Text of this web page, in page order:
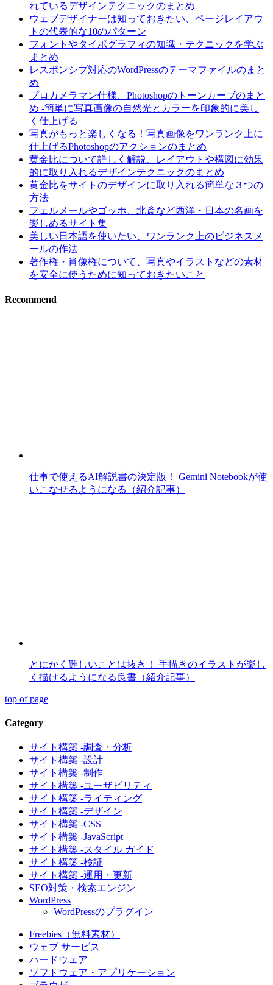
れているデザインテクニックのまとめ
ウェブデザイナーは知っておきたい、ページレイアウ
トの代表的な10のパターン
フォントやタイポグラフィの知識・テクニックを学ぶ
まとめ
レスポンシブ対応のWordPressのテーマファイルのまと
め
プロカメラマン仕様、Photoshopのトーンカーブのまと
め -簡単に写真画像の自然光とカラーを印象的に美し
く仕上げる
写真がもっと楽しくなる！写真画像をワンランク上に
仕上げるPhotoshopのアクションのまとめ
黄金比について詳しく解説、レイアウトや構図に効果
的に取り入れるデザインテクニックのまとめ
黄金比をサイトのデザインに取り入れる簡単な３つの
方法
フェルメールやゴッホ、北斎など西洋・日本の名画を
楽しめるサイト集
美しい日本語を使いたい、ワンランク上のビジネスメ
ールの作法
著作権・肖像権について、写真やイラストなどの素材
を安全に使うために知っておきたいこと
Recommend
仕事で使えるAI解説書の決定版！ Gemini Notebookが使
いこなせるようになる（紹介記事）
とにかく難しいことは抜き！ 手描きのイラストが楽し
く描けるようになる良書（紹介記事）
top of page
Category
サイト構築 -調査・分析
サイト構築 -設計
サイト構築 -制作
サイト構築 -ユーザビリティ
サイト構築 -ライティング
サイト構築 -デザイン
サイト構築 -CSS
サイト構築 -JavaScript
サイト構築 -スタイル ガイド
サイト構築 -検証
サイト構築 -運用・更新
SEO対策・検索エンジン
WordPress
WordPressのプラグイン
Freebies（無料素材）
ウェブ サービス
ハードウェア
ソフトウェア・アプリケーション